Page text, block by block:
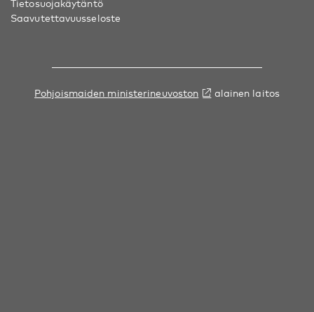
Tietosuojakäytäntö
Saavutettavuusseloste
Pohjoismaiden ministerineuvoston alainen laitos